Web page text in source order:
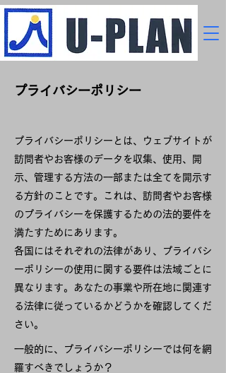
プライバシーポリシー
プライバシーポリシーとは、ウェブサイトが
訪問者やお客様のデータを収集、使用、開
示、管理する方法の一部または全てを開示す
る方針のことです。これは、訪問者やお客様
のプライバシーを保護するための法的要件を
満たすためにあります。
各国にはそれぞれの法律があり、プライバシ
ーポリシーの使用に関する要件は法域ごとに
異なります。あなたの事業や所在地に関連す
る法律に従っているかどうかを確認してくだ
さい。
一般的に、プライバシーポリシーでは何を網
羅すべきでしょうか？